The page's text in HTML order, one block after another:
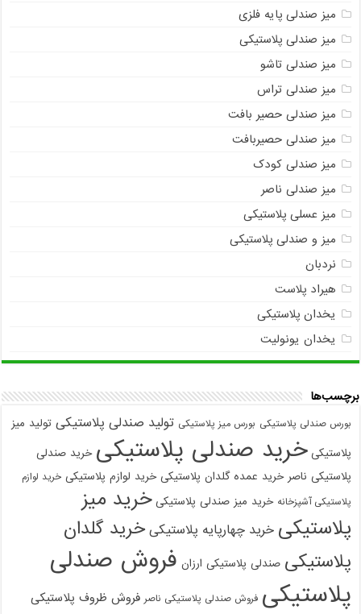
میز صندلی پایه فلزی
میز صندلی پلاستیکی
میز صندلی تاشو
میز صندلی تراس
میز صندلی حصیر بافت
میز صندلی حصیربافت
میز صندلی کودک
میز صندلی ناصر
میز عسلی پلاستیکی
میز و صندلی پلاستیکی
نردبان
هیراد پلاست
یخدان پلاستیکی
یخدان یونولیت
برچسب‌ها
بورس صندلی پلاستیکی بورس میز پلاستیکی تولید صندلی پلاستیکی تولید میز
پلاستیکی خرید صندلی پلاستیکی خرید صندلی
پلاستیکی ناصر خرید عمده گلدان پلاستیکی خرید لوازم پلاستیکی خرید لوازم
پلاستیکی آشپزخانه خرید میز صندلی پلاستیکی خرید میز
پلاستیکی خرید چهارپایه پلاستیکی خرید گلدان
پلاستیکی صندلی پلاستیکی ارزان فروش صندلی
پلاستیکی فروش صندلی پلاستیکی ناصر فروش ظروف پلاستیکی